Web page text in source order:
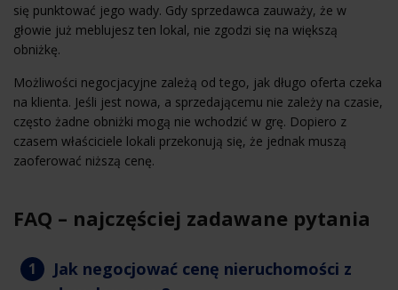
się punktować jego wady. Gdy sprzedawca zauważy, że w
głowie już meblujesz ten lokal, nie zgodzi się na większą
obniżkę.
Możliwości negocjacyjne zależą od tego, jak długo oferta czeka
na klienta. Jeśli jest nowa, a sprzedającemu nie zależy na czasie,
często żadne obniżki mogą nie wchodzić w grę. Dopiero z
czasem właściciele lokali przekonują się, że jednak muszą
zaoferować niższą cenę.
FAQ – najczęściej zadawane pytania
Jak negocjować cenę nieruchomości z